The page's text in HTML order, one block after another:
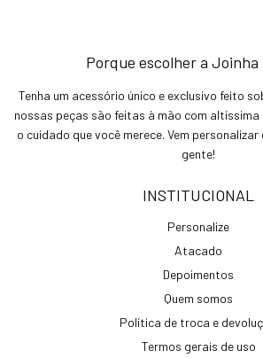
Porque escolher a Joinha
Tenha um acessório único e exclusivo feito
nossas peças são feitas à mão com
o cuidado que você merece. Vem
gente!
INSTITUCIONAL
Personalize
Atacado
Depoimentos
Quem somos
Política de troca e
Termos gerais de uso